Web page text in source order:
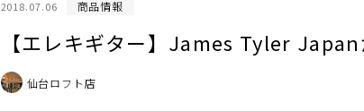
2018.07.06 商品情報
【エレキギター】James Tyler Japan
仙台ロフト店